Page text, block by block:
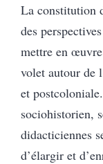
La constitution
des
mettre en
volet autour de
et
sociohistorien,
didacticiennes
d’élargir et